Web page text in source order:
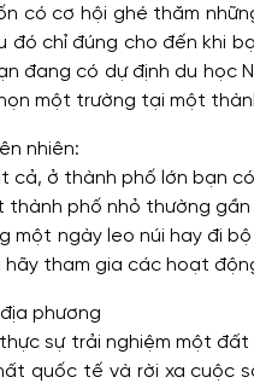
có cơ hội ghé thăm
đó chỉ đúng cho đến khi
đang có dự định du học
một trường tại một
nhiên:
cả, ở thành phố lớn bạn
phố nhỏ thường
một ngày leo núi hay đi
tham gia các hoạt
phương
sự trải nghiệm một
quốc tế và rời xa cuộc